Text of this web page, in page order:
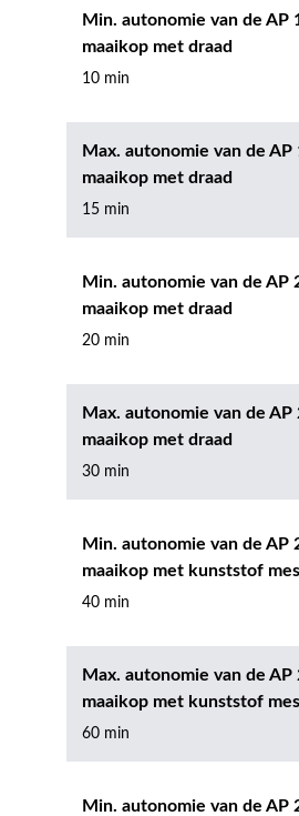
Min. autonomie van de AP
maaikop met draad
10 min
Max. autonomie van de
maaikop met draad
15 min
Min. autonomie van de AP
maaikop met draad
20 min
Max. autonomie van de
maaikop met draad
30 min
Min. autonomie van de AP
maaikop met kunststof
40 min
Max. autonomie van de
maaikop met kunststof
60 min
Min. autonomie van de AP